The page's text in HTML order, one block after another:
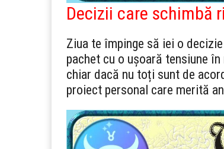
Decizii care schimbă
Ziua te împinge să iei o
pachet cu o ușoară tensiune
chiar dacă nu toți sunt de
proiect personal care merită